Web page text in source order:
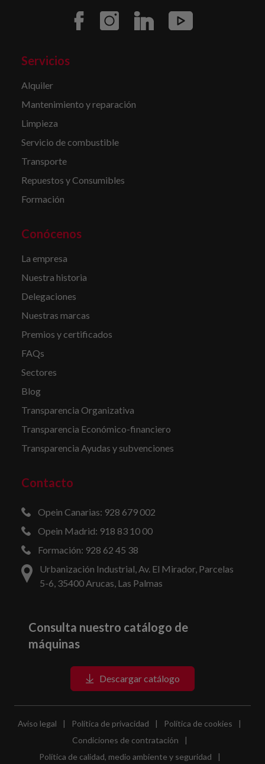
Servicios
Alquiler
Mantenimiento y reparación
Limpieza
Servicio de combustible
Transporte
Repuestos y Consumibles
Formación
Conócenos
La empresa
Nuestra historia
Delegaciones
Nuestras marcas
Premios y certificados
FAQs
Sectores
Blog
Transparencia Organizativa
Transparencia Económico-financiero
Transparencia Ayudas y subvenciones
Contacto
Opein Canarias: 928 679 002
Opein Madrid: 918 83 10 00
Formación: 928 62 45 38
Urbanización Industrial, Av. El Mirador, Parcelas
5-6, 35400 Arucas, Las Palmas
Consulta nuestro catálogo de
máquinas
Descargar catálogo
Aviso legal | Política de privacidad | Política de cookies
|
Condiciones de contratación
|
Política de calidad, medio ambiente y seguridad
|